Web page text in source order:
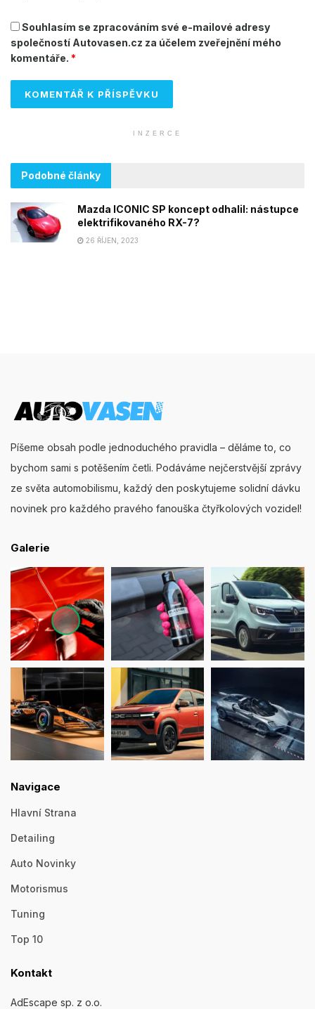
Souhlasím se zpracováním své e-mailové adresy
společností Autovasen.cz za účelem zveřejnění mého
komentáře. *
INZERCE
Podobné články
Mazda ICONIC SP koncept odhalil: nástupce
elektrifikovaného RX-7?
26 ŘÍJEN, 2023
Píšeme obsah podle jednoduchého pravidla – děláme to, co
bychom sami s potěšením četli. Podáváme nejčerstvější zprávy
ze světa automobilismu, každý den poskytujeme solidní dávku
novinek pro každého pravého fanouška čtyřkolových vozidel!
Galerie
Navigace
Hlavní Strana
Detailing
Auto Novinky
Motorismus
Tuning
Top 10
Kontakt
AdEscape sp. z o.o.